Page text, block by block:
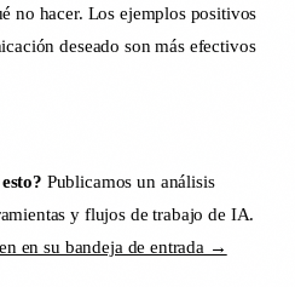
no hacer. Los ejemplos positivos
deseado son más efectivos
Publicamos un análisis
y flujos de trabajo de IA.
en su bandeja de entrada →